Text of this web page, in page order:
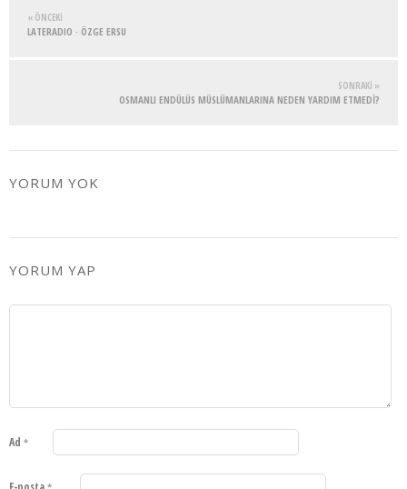
« ÖNCEKI
LATERADIO · ÖZGE ERSU
SONRAKI »
OSMANLI ENDÜLÜS MÜSLÜMANLARINA NEDEN YARDIM ETMEDİ?
YORUM YOK
YORUM YAP
Ad *